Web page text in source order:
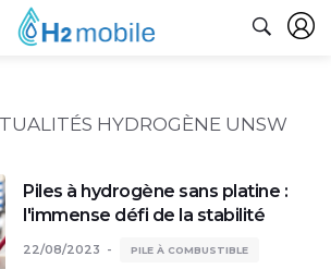
HYDROGÈNE UNSW
Piles à hydrogène sans platine :
l'immense défi de la stabilité
22/08/2023 PILE À COMBUSTIBLE